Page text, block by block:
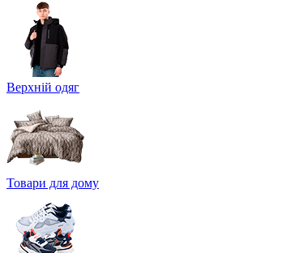
Верхній одяг
Товари для дому